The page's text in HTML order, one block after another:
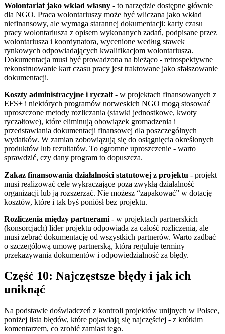
Wolontariat jako wkład własny - to narzędzie dostępne głównie
dla NGO. Praca wolontariuszy może być wliczana jako wkład
niefinansowy, ale wymaga starannej dokumentacji: karty czasu
pracy wolontariusza z opisem wykonanych zadań, podpisane przez
wolontariusza i koordynatora, wycenione według stawek
rynkowych odpowiadających kwalifikacjom wolontariusza.
Dokumentacja musi być prowadzona na bieżąco - retrospektywne
rekonstruowanie kart czasu pracy jest traktowane jako sfałszowanie
dokumentacji.
Koszty administracyjne i ryczałt - w projektach finansowanych z
EFS+ i niektórych programów norweskich NGO mogą stosować
uproszczone metody rozliczania (stawki jednostkowe, kwoty
ryczałtowe), które eliminują obowiązek gromadzenia i
przedstawiania dokumentacji finansowej dla poszczególnych
wydatków. W zamian zobowiązują się do osiągnięcia określonych
produktów lub rezultatów. To ogromne uproszczenie - warto
sprawdzić, czy dany program to dopuszcza.
Zakaz finansowania działalności statutowej z projektu - projekt
musi realizować cele wykraczające poza zwykłą działalność
organizacji lub ją rozszerzać. Nie możesz “zapakować” w dotację
kosztów, które i tak byś poniósł bez projektu.
Rozliczenia między partnerami - w projektach partnerskich
(konsorcjach) lider projektu odpowiada za całość rozliczenia, ale
musi zebrać dokumentację od wszystkich partnerów. Warto zadbać
o szczegółową umowę partnerską, która reguluje terminy
przekazywania dokumentów i odpowiedzialność za błędy.
Część 10: Najczęstsze błędy i jak ich
uniknąć
Na podstawie doświadczeń z kontroli projektów unijnych w Polsce,
poniżej lista błędów, które pojawiają się najczęściej - z krótkim
komentarzem, co zrobić zamiast tego.